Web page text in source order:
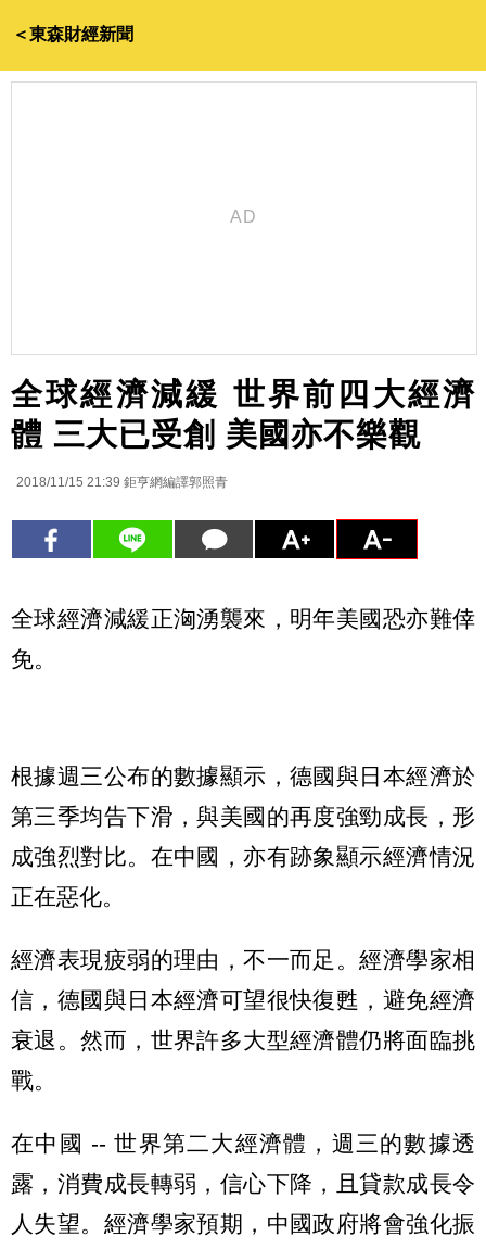
＜東森財經新聞
全球經濟減緩 世界前四大經濟
體 三大已受創 美國亦不樂觀
2018/11/15 21:39 鉅亨網編譯郭照青
全球經濟減緩正洶湧襲來，明年美國恐亦難倖
免。
根據週三公布的數據顯示，德國與日本經濟於
第三季均告下滑，與美國的再度強勁成長，形
成強烈對比。在中國，亦有跡象顯示經濟情況
正在惡化。
經濟表現疲弱的理由，不一而足。經濟學家相
信，德國與日本經濟可望很快復甦，避免經濟
衰退。然而，世界許多大型經濟體仍將面臨挑
戰。
在中國 -- 世界第二大經濟體，週三的數據透
露，消費成長轉弱，信心下降，且貸款成長令
人失望。經濟學家預期，中國政府將會強化振